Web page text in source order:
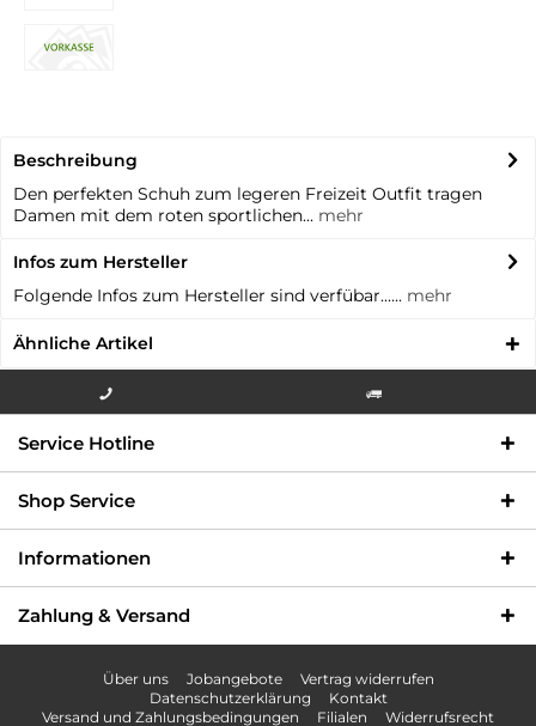
Beschreibung
Den perfekten Schuh zum legeren Freizeit Outfit tragen
Damen mit dem roten sportlichen... mehr
Infos zum Hersteller
Folgende Infos zum Hersteller sind verfübar...... mehr
Ähnliche Artikel
000
Service Hotline
Shop Service
Informationen
Zahlung & Versand
Über uns Jobangebote
Vertrag widerrufen
Datenschutzerklärung
Kontakt
Versand und Zahlungsbedingungen
Filialen Widerrufsrecht